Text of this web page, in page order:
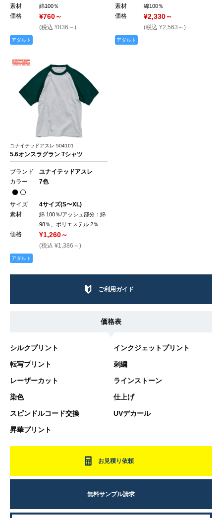
ご利用ガイド
価格表
シルクプリント インクジェットプリント
転写プリント 刺繍
レーザーカット ラインストーン
染色 仕上げ
スピンドルコード交換 UVデカール
昇華プリント
お見積り依頼
無料サンプル請求
素材
綿100％
価格 ¥760～
(税込 ¥836～)
アダルト
素材
綿100％
価格 ¥2,330～
(税込 ¥2,563～)
アダルト
ユナイテッドアスレ 504101
5.6オンスラグラン Tシャツ
ブランド
ユナイテッドアスレ
カラー
7色
サイズ
4サイズ(S〜XL)
素材
綿 100％/アッシュ部分：綿
98％、ポリエステル 2％
価格 ¥1,260～
(税込 ¥1,386～)
アダルト